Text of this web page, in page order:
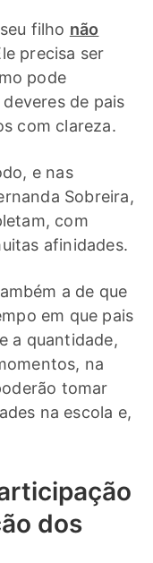
filho não
precisa ser
pode
de pais
com clareza.
e nas
Sobreira,
com
afinidades.
a de que
em que pais
a quantidade,
na
tomar
na escola e,
dos